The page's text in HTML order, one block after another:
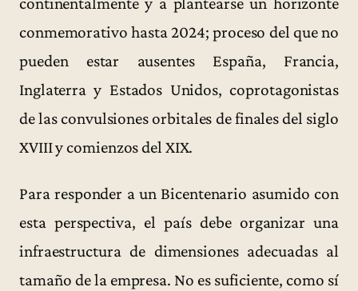
conmemorativo hasta 2024; proceso del que no
pueden estar ausentes España, Francia,
Inglaterra y Estados Unidos, coprotagonistas
de las convulsiones orbitales de finales del siglo
XVIII y comienzos del XIX.
Para responder a un Bicentenario asumido con
esta perspectiva, el país debe organizar una
infraestructura de dimensiones adecuadas al
tamaño de la empresa. No es suficiente, como sí